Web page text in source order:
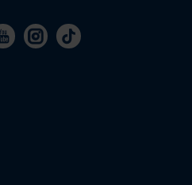
YoutubeInstagram
Tiktok